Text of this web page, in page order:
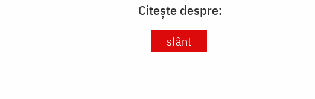
Citește despre:
sfânt